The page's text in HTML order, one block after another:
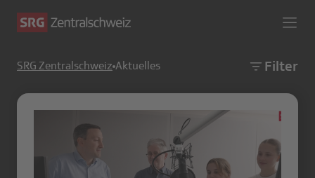
SRG Zentralschweiz Aktuelles Filter